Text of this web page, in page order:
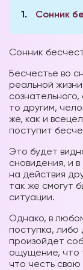
1 Сонник
Сонник
Бесчестье во
реальной
то другим,
же, как и
поступит
Это будет
сновидения, и
на действия
так же смогут
ситуации.
Однако, в
поступка, либо
произойдет
ощущение, что
что честь свою